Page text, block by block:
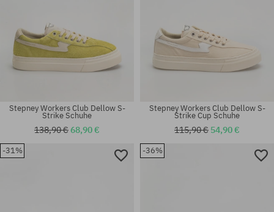
Verfügbare Größen:
Verfügbare Größen:
Stepney Workers Club Dellow S-
Strike Schuhe
138,90 €68,90 €
Stepney Workers Club Dellow S-
Strike Cup Schuhe
115,90 € 54,90 €
-31% -36%